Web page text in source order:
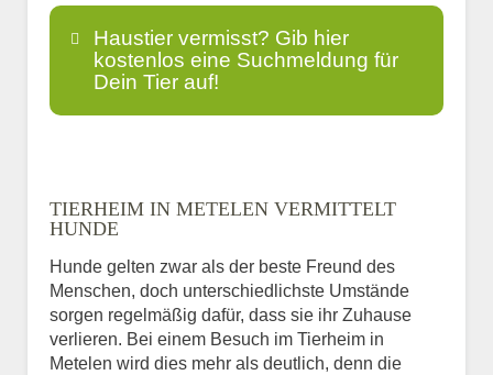
Haustier vermisst? Gib hier
kostenlos eine Suchmeldung für
Dein Tier auf!
E-Mail*
TIERHEIM IN METELEN VERMITTELT
HUNDE
Hunde gelten zwar als der beste Freund des
Menschen, doch unterschiedlichste Umstände
sorgen regelmäßig dafür, dass sie ihr Zuhause
verlieren. Bei einem Besuch im Tierheim in
Metelen wird dies mehr als deutlich, denn die